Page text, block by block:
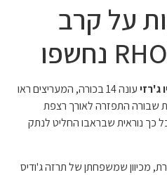
על קרב
ג'רזי
עונה 14 בכורה, המעריצים ראו
שבורה התפזרה לאורך רצפת
כך נוראית שבראבו החליט לנתק
כנראה רתחו מעונה 13 סוערת, מכיוון שמשפחתן של תרזה ג'ודיס